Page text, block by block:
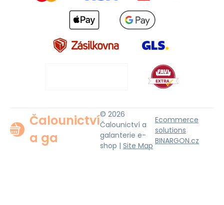
Čalounictví
a ga
© 2026
Čalounictví a
galanterie e-
shop | Site Map
Ecommerce
solutions
BINARGON.cz